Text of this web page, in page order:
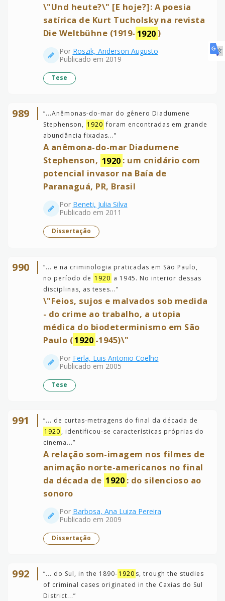
\"Und heute?\" [E hoje?]: A poesia
satírica de Kurt Tucholsky na revista
Die Weltbühne (1919- 1920 )
Por Roszik, Anderson Augusto
Publicado em 2019
Tese
989 “...Anêmonas-do-mar do gênero Diadumene
Stephenson, 1920 foram encontradas em grande
abundância fixadas...”
A anêmona-do-mar Diadumene
Stephenson, 1920 : um cnidário com
potencial invasor na Baía de
Paranaguá, PR, Brasil
Por Beneti, Julia Silva
Publicado em 2011
Dissertação
990 “... e na criminologia praticadas em São Paulo,
no período de 1920 a 1945. No interior dessas
disciplinas, as teses...”
\"Feios, sujos e malvados sob medida
- do crime ao trabalho, a utopia
médica do biodeterminismo em São
Paulo (1920 -1945)\"
Por Ferla, Luis Antonio Coelho
Publicado em 2005
Tese
991 “... de curtas-metragens do final da década de
1920 , identificou-se características próprias do
cinema...”
A relação som-imagem nos filmes de
animação norte-americanos no final
da década de 1920 : do silencioso ao
sonoro
Por Barbosa, Ana Luiza Pereira
Publicado em 2009
Dissertação
992 “... do Sul, in the 1890- 1920 s, trough the studies
of criminal cases originated in the Caxias do Sul
District...”